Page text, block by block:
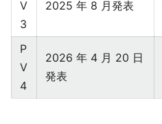
V
3
2025 年 8 月発表
P
V
4
2026 年 4 月 20 日
発表